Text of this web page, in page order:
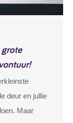
deur en jullie
Maar